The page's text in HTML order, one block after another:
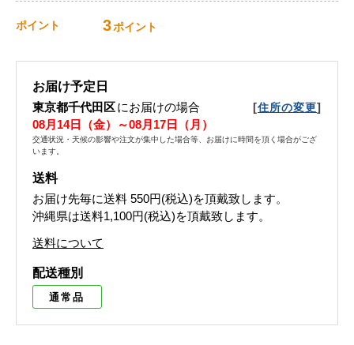
ポイント 3ポイント
お届け予定日
東京都千代田区にお届けの場合 [住所の変更]
08月14日（金）～08月17日（月）
交通状況・天候の影響や注文が集中した場合等、お届けに時間を頂く場合がござ
います。
送料
お届け先毎に送料 550円(税込)を頂戴致します。
沖縄県は送料1,100円(税込)を頂戴致します。
送料について
配送種別
通常品